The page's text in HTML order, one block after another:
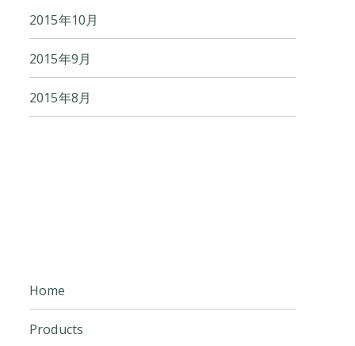
2015年10月
2015年9月
2015年8月
Home
Products